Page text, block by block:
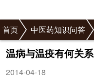
首页 中医药知识问答
温病与温疫有何关系
2014-04-18